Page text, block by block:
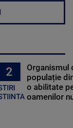
2
Organismul
populație
o abilitate
oamenilor